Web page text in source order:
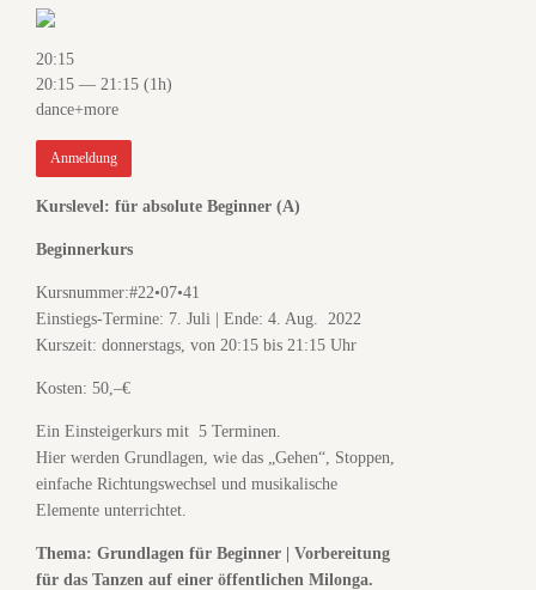
Kurslevel: für absolute Beginner (A)
Beginnerkurs
Kursnummer:#22•07•41
Einstiegs-Termine: 7. Juli | Ende: 4. Aug. 2022
Kurszeit: donnerstags, von 20:15 bis 21:15 Uhr
Kosten: 50,–€
Ein Einsteigerkurs mit 5 Terminen.
Hier werden Grundlagen, wie das „Gehen“, Stoppen,
einfache Richtungswechsel und musikalische
Elemente unterrichtet.
Thema: Grundlagen für Beginner | Vorbereitung
für das Tanzen auf einer öffentlichen Milonga.
20:15
20:15 — 21:15 (1h)
dance+more
Anmeldung